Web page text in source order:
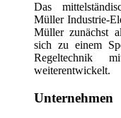
Das
Müller Industrie-
Müller zunächst
sich zu einem
Regeltechnik
weiterentwickelt.
Unternehmen